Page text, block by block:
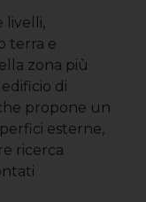
livelli,
terra e
zona più
di
propone un
esterne,
ricerca